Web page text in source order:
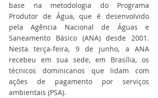
base na metodologia do Programa
Produtor de Água, que é desenvolvido
pela Agência Nacional de Águas e
Saneamento Básico (ANA) desde 2001.
Nesta terça-feira, 9 de junho, a ANA
recebeu em sua sede, em Brasília, os
técnicos dominicanos que lidam com
ações de pagamento por serviços
ambientais (PSA).